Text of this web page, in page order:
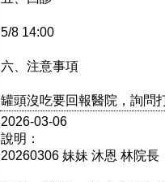
5/8 14:00
六、注意事項
罐頭沒吃要回報醫院，詢問
2026-03-06
說明：
20260306 妹妹 沐恩 林院長